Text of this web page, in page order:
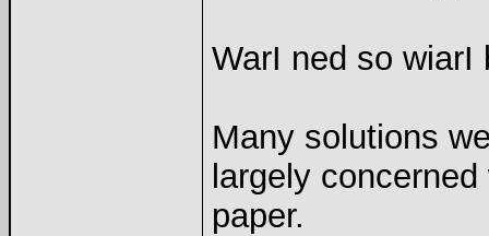
WarI ned so wiarI
Many solutions
largely
paper.